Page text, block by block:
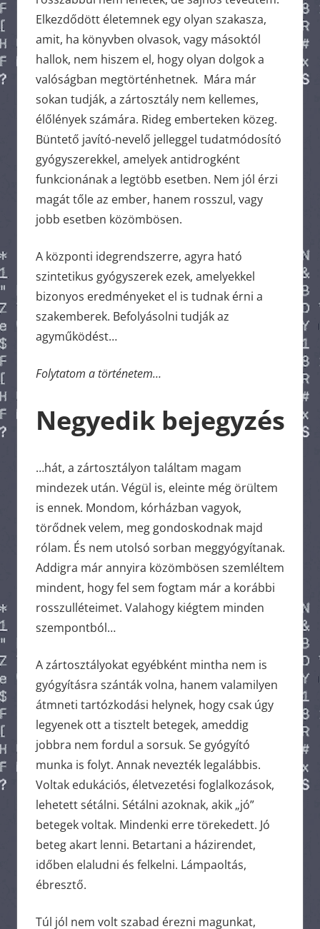
Elkezdődött életemnek egy olyan szakasza,
amit, ha könyvben olvasok, vagy másoktól
hallok, nem hiszem el, hogy olyan dolgok a
valóságban megtörténhetnek. Mára már
sokan tudják, a zártosztály nem kellemes,
élőlények számára. Rideg emberteken közeg.
Büntető javító-nevelő jelleggel tudatmódosító
gyógyszerekkel, amelyek antidrogként
funkcionának a legtöbb esetben. Nem jól érzi
magát tőle az ember, hanem rosszul, vagy
jobb esetben közömbösen.
A központi idegrendszerre, agyra ható
szintetikus gyógyszerek ezek, amelyekkel
bizonyos eredményeket el is tudnak érni a
szakemberek. Befolyásolni tudják az
agyműködést…
Folytatom a történetem…
Negyedik bejegyzés
…hát, a zártosztályon találtam magam
mindezek után. Végül is, eleinte még örültem
is ennek. Mondom, kórházban vagyok,
törődnek velem, meg gondoskodnak majd
rólam. És nem utolsó sorban meggyógyítanak.
Addigra már annyira közömbösen szemléltem
mindent, hogy fel sem fogtam már a korábbi
rosszulléteimet. Valahogy kiégtem minden
szempontból…
A zártosztályokat egyébként mintha nem is
gyógyításra szánták volna, hanem valamilyen
átmneti tartózkodási helynek, hogy csak úgy
legyenek ott a tisztelt betegek, ameddig
jobbra nem fordul a sorsuk. Se gyógyító
munka is folyt. Annak nevezték legalábbis.
Voltak edukációs, életvezetési foglalkozások,
lehetett sétálni. Sétálni azoknak, akik „jó”
betegek voltak. Mindenki erre törekedett. Jó
beteg akart lenni. Betartani a házirendet,
időben elaludni és felkelni. Lámpaoltás,
ébresztő.
Túl jól nem volt szabad érezni magunkat,